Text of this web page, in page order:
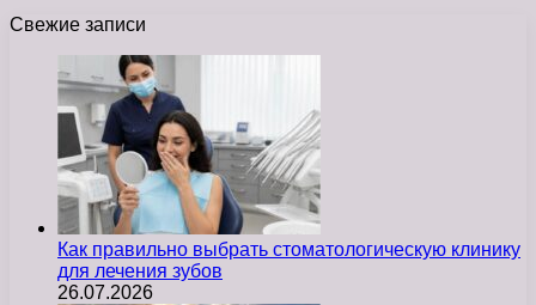
Свежие записи
Как правильно выбрать стоматологическую клинику
для лечения зубов
26.07.2026